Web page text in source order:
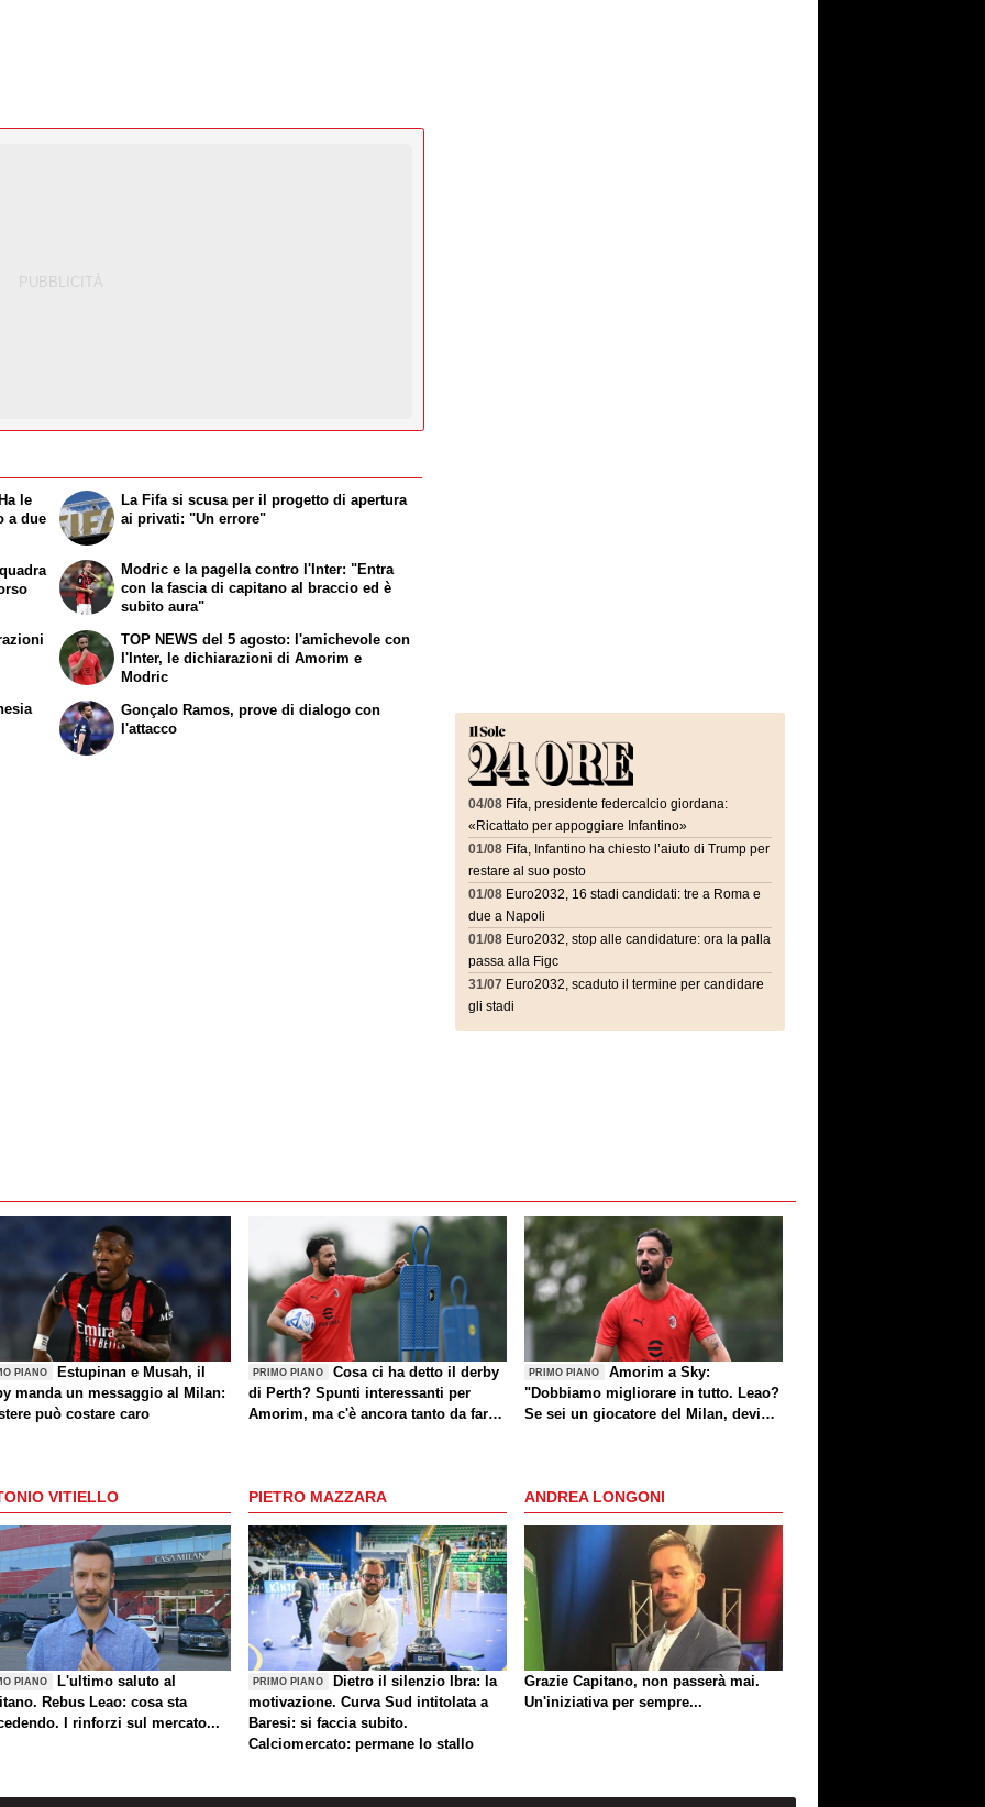
le
a due
La Fifa si scusa per il progetto di apertura
ai privati: "Un errore"
Modric e la pagella contro l'Inter: "Entra
con la fascia di capitano al braccio ed è
subito aura"
TOP NEWS del 5 agosto: l'amichevole con
l'Inter, le dichiarazioni di Amorim e
Modric
Gonçalo Ramos, prove di dialogo con
l'attacco
04/08 Fifa, presidente federcalcio giordana:
«Ricattato per appoggiare Infantino»
01/08 Fifa, Infantino ha chiesto l’aiuto di Trump per
restare al suo posto
01/08 Euro2032, 16 stadi candidati: tre a Roma e
due a Napoli
01/08 Euro2032, stop alle candidature: ora la palla
passa alla Figc
31/07 Euro2032, scaduto il termine per candidare
gli stadi
PIANO
Estupinan e Musah, il
manda un messaggio al Milan:
può costare caro
PRIMO PIANO
Cosa ci ha detto il derby
di Perth? Spunti interessanti per
Amorim, ma c'è ancora tanto da fare
PRIMO PIANO
Amorim a Sky:
"Dobbiamo migliorare in tutto. Leao?
Se sei un giocatore del Milan, devi
VITIELLO
PIANO
L'ultimo saluto al
Rebus Leao: cosa sta
I rinforzi sul mercato...
PIETRO MAZZARA
PRIMO PIANO
Dietro il silenzio Ibra: la
motivazione. Curva Sud intitolata a
Baresi: si faccia subito.
Calciomercato: permane lo stallo
ANDREA LONGONI
Grazie Capitano, non passerà mai.
Un'iniziativa per sempre...